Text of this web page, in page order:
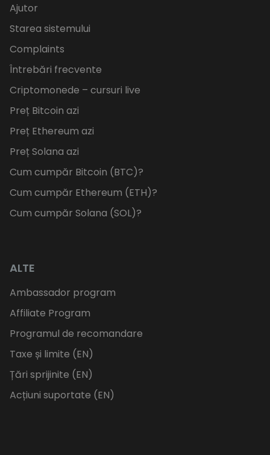
Ajutor
Starea sistemului
Complaints
Întrebări frecvente
Criptomonede – cursuri live
Preț Bitcoin azi
Preț Ethereum azi
Preț Solana azi
Cum cumpăr Bitcoin (BTC)?
Cum cumpăr Ethereum (ETH)?
Cum cumpăr Solana (SOL)?
ALTE
Ambassador program
Affiliate Program
Programul de recomandare
Taxe și limite (EN)
Țări sprijinite (EN)
Acțiuni suportate (EN)